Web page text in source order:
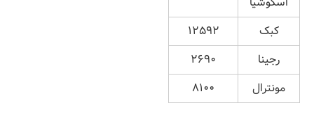
کبک
۱۲۵۹۲
رجینا
۲۶۹۰
مونترال
۸۱۰۰